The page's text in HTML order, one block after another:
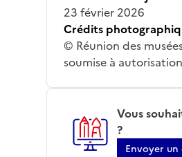
23 février 2026
Crédits
© Réunion des
soumise à autorisation
Vous
?
Envoyer